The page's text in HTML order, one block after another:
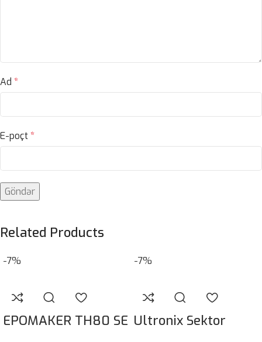
Ad *
E-poçt*
Related Products
-7%
EPOMAKER TH80 SE
-7%
Ultronix Sektor